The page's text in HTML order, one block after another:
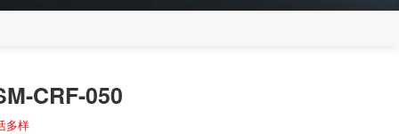
CRF-050
多样